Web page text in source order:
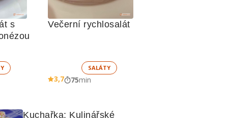
s
Večerní rychlosalát
SALÁTY
3,7 75min
Kuchařka: Kulinářské